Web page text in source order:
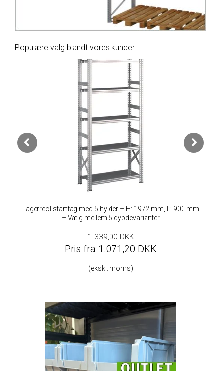
Populære valg blandt vores kunder
Lagerreol startfag med 5 hylder – H: 1972 mm, L: 900 mm
– Vælg mellem 5 dybdevarianter
1.339,00 DKK
Pris fra 1.071,20 DKK
(ekskl. moms)